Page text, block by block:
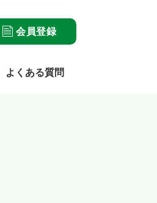
会員登録
よくある質問